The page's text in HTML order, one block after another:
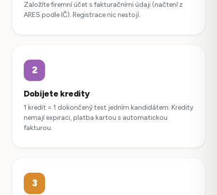
Založíte firemní účet s fakturačními údaji (načtení z
ARES podle IČ). Registrace nic nestojí.
2
Dobijete kredity
1 kredit = 1 dokončený test jedním kandidátem. Kredity
nemají expiraci, platba kartou s automatickou
fakturou.
3